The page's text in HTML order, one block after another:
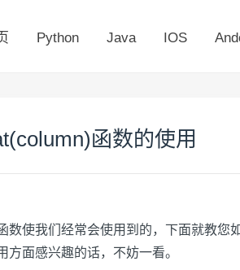
Python Java IOS
函数的使用
数使我们经常会使用到的，下面就教您
面感兴趣的话，不妨一看。